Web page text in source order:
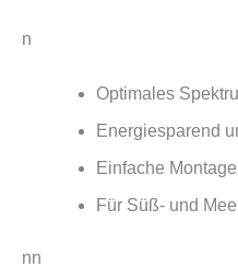
n
Optimales
Energiesparend
Einfache
Für Süß- und
nn